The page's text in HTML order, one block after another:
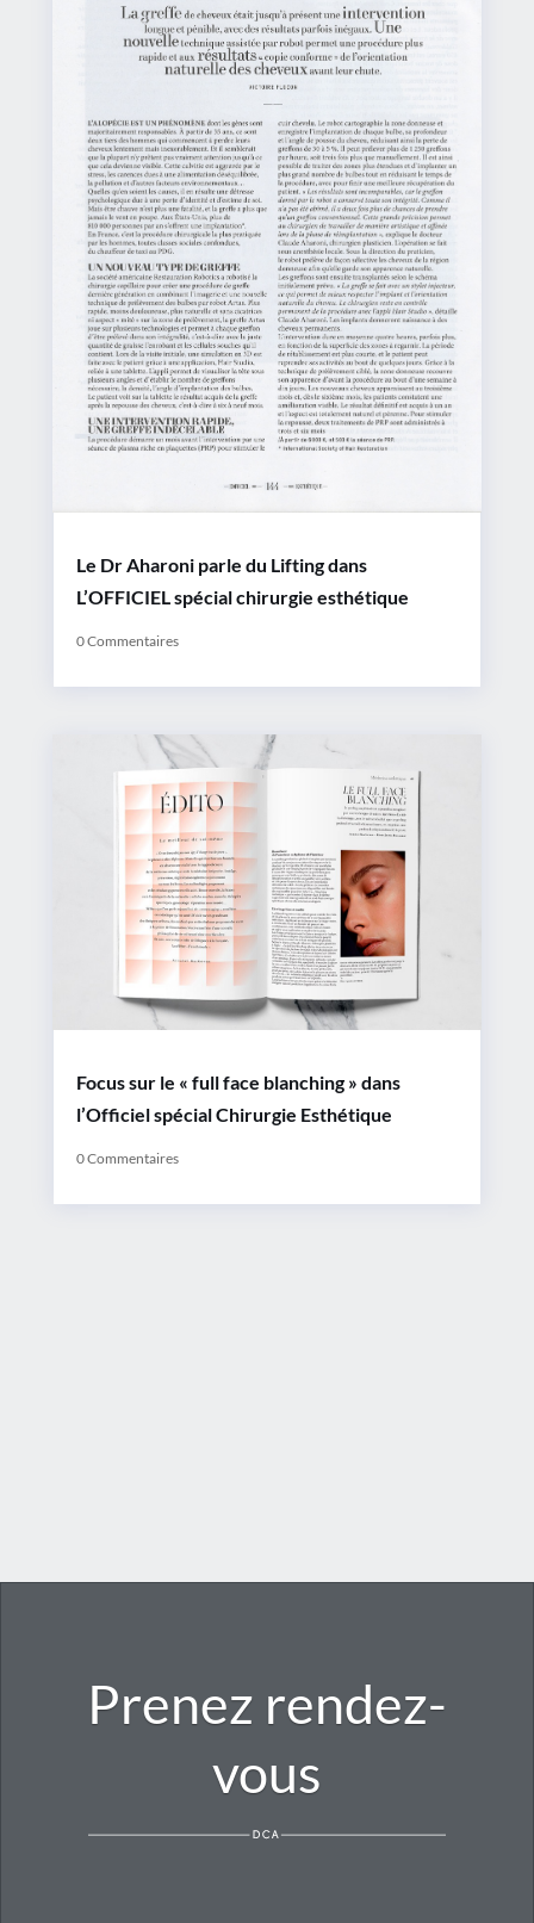
Le Dr Aharoni parle du Lifting dans
L’OFFICIEL spécial chirurgie esthétique
0 Commentaires
Focus sur le « full face blanching » dans
l’Officiel spécial Chirurgie Esthétique
0 Commentaires
Prenez rendez-
vous